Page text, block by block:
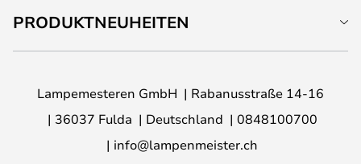
PRODUKTNEUHEITEN
Lampemesteren GmbH
Rabanusstraße 14-16
36037 Fulda
Deutschland
0848100700
info@lampenmeister.ch